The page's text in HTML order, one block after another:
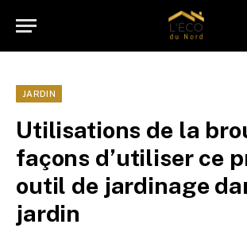
JARDIN
Utilisations de la
façons d’utiliser ce
outil de jardinage
jardin